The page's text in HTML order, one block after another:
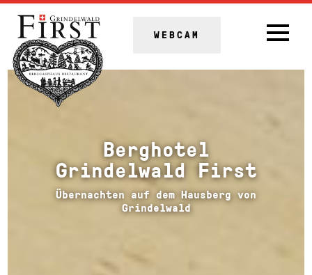
WEBCAM
Berghotel
Grindelwald First
Übernachten auf dem Hausberg von
Grindelwald